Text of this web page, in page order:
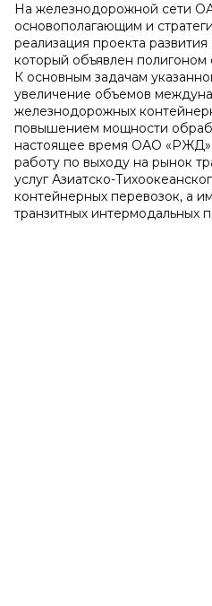
На железнодорожной сети
основополагающим и
реализация проекта
который объявлен
К основным задачам
увеличение объемов
железнодорожных
повышением мощности
настоящее время ОАО «РЖД»
работу по выходу на рынок
услуг Азиатско-
контейнерных перевозок, а
транзитных интермодальных